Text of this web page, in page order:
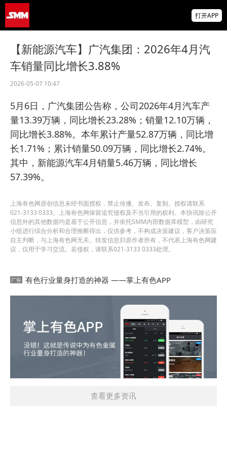
寻锌行业破局发展新机遇
美国拟投30亿美元扶持关键矿产
打开APP
【新能源汽车】广汽集团：2026年4月汽
车销量同比增长3.88%
2026-05-07 10:47
5月6日，广汽集团公告称，公司2026年4月汽车产
量13.39万辆，同比增长23.28%；销量12.10万辆，
同比增长3.88%。本年累计产量52.87万辆，同比增
长1.71%；累计销量50.09万辆，同比增长2.74%。
其中，新能源汽车4月销量5.46万辆，同比增长
57.39%。
上海有色网原创信息未经书面授权，禁止传播、发布、复制。授权请联系
021-3133 0333。上海有色网保留追究侵权及不当引用的权利。本快讯除公开
信息外的其他数据均是基于公开信息，并依托SMM内部数据库模型，由研究
小组进行综合分析和合理推断得出，仅供参考，不构成决策建议，客户决策应
自主判断，与上海有色网无关。转发信息归原作者所有，不代表上海有色网建
议，仅用于学习交流。若侵权，请联系021-3133 0333处理。
有色行业量身打造的神器 ——掌上有色APP
查看更多资讯